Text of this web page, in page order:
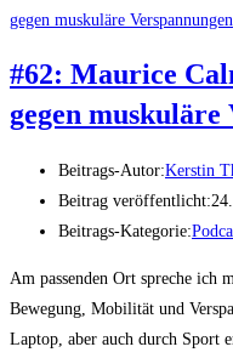
#62: Maurice
gegen muskuläre
Beitrags-Autor:Kerstin
Beitrag veröffentlicht:
Beitrags-Kategorie:
Am passenden Ort spreche ich
Bewegung, Mobilität und
Laptop, aber auch durch Sport